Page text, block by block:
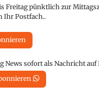
pünktlich zur
Ihr Postfach..
News sofort als Nachricht